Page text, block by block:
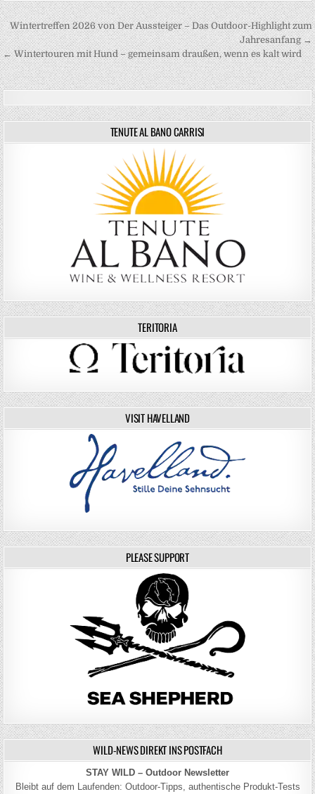
Beitragsnavigation
Wintertreffen 2026 von Der Aussteiger – Das Outdoor-Highlight zum
Jahresanfang →
← Wintertouren mit Hund – gemeinsam draußen, wenn es kalt wird
TENUTE AL BANO CARRISI
TERITORIA
VISIT HAVELLAND
PLEASE SUPPORT
WILD-NEWS DIREKT INS POSTFACH
STAY WILD – Outdoor Newsletter
Bleibt auf dem Laufenden: Outdoor-Tipps, authentische Produkt-Tests